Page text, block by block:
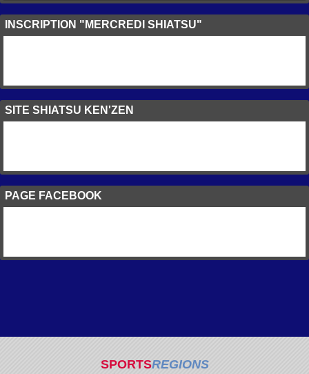
INSCRIPTION "MERCREDI SHIATSU"
SITE SHIATSU KEN'ZEN
PAGE FACEBOOK
SPORTSREGIONS